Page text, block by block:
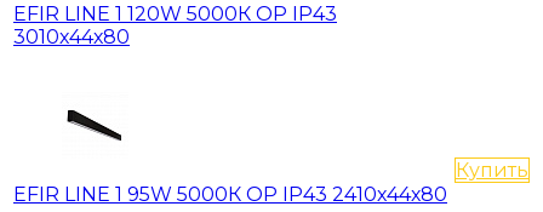
EFIR LINE 1 120W 5000К OP IP43
3010х44х80
EFIR LINE 1 95W 5000К OP IP43 2410х44х80
Купить